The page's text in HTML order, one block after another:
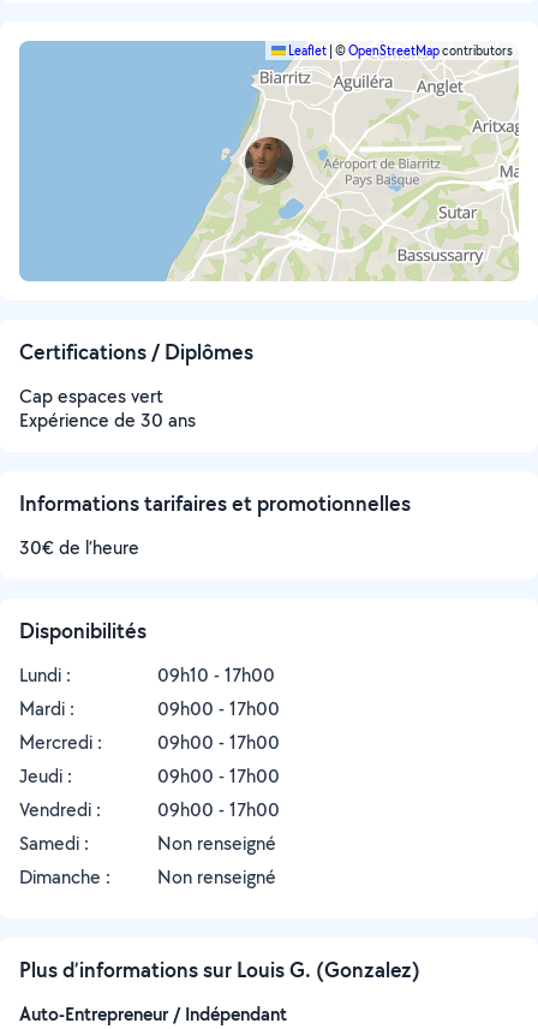
Leaflet ©OpenStreetMapcontributors
Certifications / Diplômes
Cap espaces vert
Expérience de 30 ans
Informations tarifaires et promotionnelles
30€ de l’heure
Disponibilités
Lundi :
09h10 - 17h00
Mardi :
09h00 - 17h00
Mercredi :
09h00 - 17h00
Jeudi :
09h00 - 17h00
Vendredi :
09h00 - 17h00
Samedi :
Non renseigné
Dimanche :
Non renseigné
Plus d’informations sur Louis G. (Gonzalez)
Auto-Entrepreneur / Indépendant